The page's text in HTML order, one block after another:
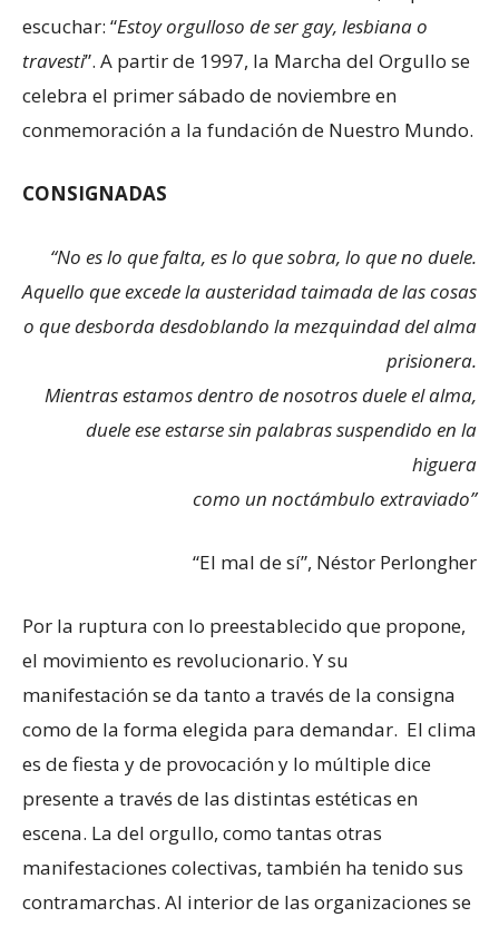
escuchar: “Estoy orgulloso de ser gay, lesbiana o
travesti”. A partir de 1997, la Marcha del Orgullo se
celebra el primer sábado de noviembre en
conmemoración a la fundación de Nuestro Mundo.
CONSIGNADAS
“No es lo que falta, es lo que sobra, lo que no duele.
Aquello que excede la austeridad taimada de las cosas
o que desborda desdoblando la mezquindad del alma
prisionera.
Mientras estamos dentro de nosotros duele el alma,
duele ese estarse sin palabras suspendido en la
higuera
como un noctámbulo extraviado”
“El mal de sí”, Néstor Perlongher
Por la ruptura con lo preestablecido que propone,
el movimiento es revolucionario. Y su
manifestación se da tanto a través de la consigna
como de la forma elegida para demandar. El clima
es de fiesta y de provocación y lo múltiple dice
presente a través de las distintas estéticas en
escena. La del orgullo, como tantas otras
manifestaciones colectivas, también ha tenido sus
contramarchas. Al interior de las organizaciones se